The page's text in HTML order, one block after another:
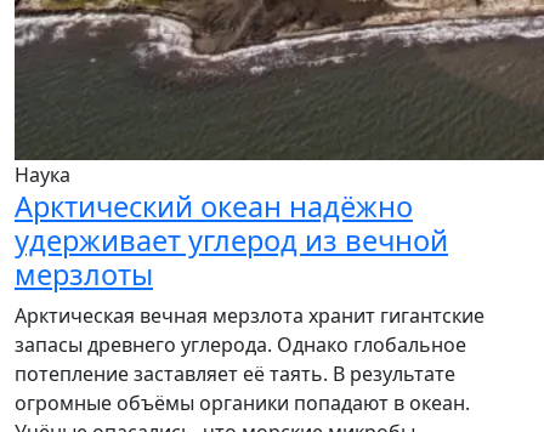
Наука
Арктический океан надёжно
удерживает углерод из вечной
мерзлоты
Арктическая вечная мерзлота хранит гигантские
запасы древнего углерода. Однако глобальное
потепление заставляет её таять. В результате
огромные объёмы органики попадают в океан.